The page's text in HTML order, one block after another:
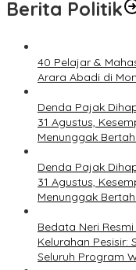
Berita Politik
40 Pelajar &
Arara Abadi di
Denda Pajak
31 Agustus,
Menunggak
Denda Pajak
31 Agustus,
Menunggak
Bedata Neri Resmi
Kelurahan Pesisir:
Seluruh Program